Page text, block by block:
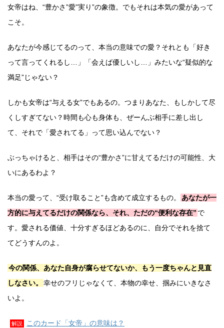
女帝はね、“豊かさ”愛”実り”の象徴。でもそれは本気の愛があって
こそ。
あなたが今感じてるのって、本当の意味での愛？それとも「好き
って言ってくれるし…」「会えば優しいし…」みたいな“疑似的な
満足”じゃない？
しかも女帝は“与える女”でもあるの。つまりあなた、もしかして尽
くしすぎてない？時間も心も身体も、ぜーんぶ相手に差し出し
て、それで「愛されてる」って思い込んでない？
ぶっちゃけると、相手はその“豊かさ”に甘えてるだけの可能性、大
いにあるわよ？
本当の愛って、“受け取ること”も含めて成立するもの。
あなたが一
方的に与えてるだけの関係なら、それ、ただの“便利な存在” で
す。愛される価値、十分すぎるほどあるのに、自分でそれを捨て
てどうすんのよ。
今の関係、あなた自身が腐らせてないか、もう一度ちゃんと見直
しなさい。
幸せのフリじゃなくて、本物の幸せ、掴みにいきなさ
いよ。
解説 このカード「女帝」の意味は？